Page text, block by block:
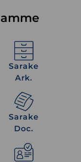
Sarake
Ark.
Sarake
Doc.